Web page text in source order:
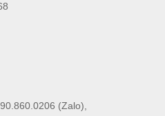
(Zalo),